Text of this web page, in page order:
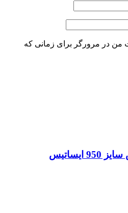
من در مرورگر برای زمانی که